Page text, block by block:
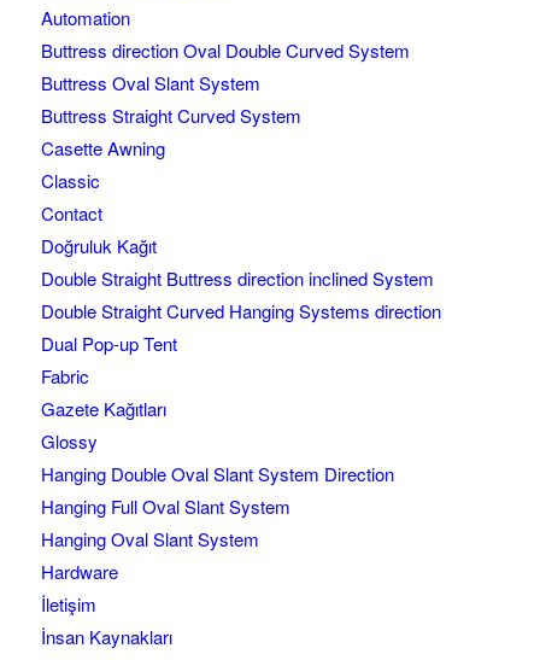
Automation
Buttress direction Oval Double Curved System
Buttress Oval Slant System
Buttress Straight Curved System
Casette Awning
Classic
Contact
Doğruluk Kağıt
Double Straight Buttress direction inclined System
Double Straight Curved Hanging Systems direction
Dual Pop-up Tent
Fabric
Gazete Kağıtları
Glossy
Hanging Double Oval Slant System Direction
Hanging Full Oval Slant System
Hanging Oval Slant System
Hardware
İletişim
İnsan Kaynakları